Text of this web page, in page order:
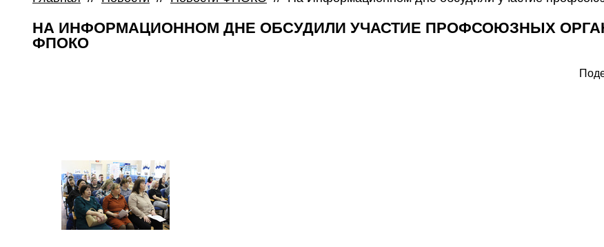
НА ИНФОРМАЦИОННОМ ДНЕ ОБСУДИЛИ УЧАСТИЕ ПРОФСОЮЗНЫХ
ФПОКО